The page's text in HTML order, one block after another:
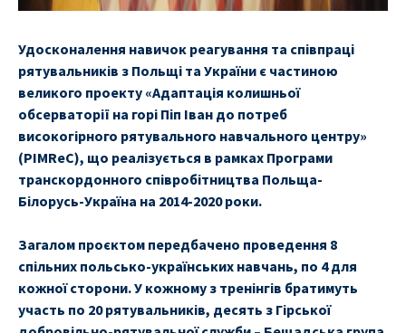
Удосконалення навичок реагування та співпраці
рятувальників з Польщі та України є частиною
великого проекту «Адаптація колишньої
обсерваторії на горі Піп Іван до потреб
високогірного рятувального навчального центру»
(PIMReC), що реалізується в рамках Програми
транскордонного співробітництва Польща-
Білорусь-Україна на 2014-2020 роки.
Загалом проєктом передбачено проведення 8
спільних польсько-українських навчань, по 4 для
кожної сторони. У кожному з тренінгів братимуть
участь по 20 рятувальників, десять з Гірської